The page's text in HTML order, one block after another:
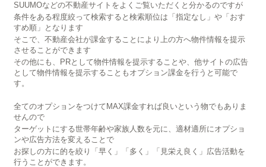
SUUMOなどの不動産サイトをよくご覧いただくと分かるのですが
条件をある程度絞って検索すると検索順位は「指定なし」や「おす
すめ順」となります
そこで、不動産会社が課金することにより上の方へ物件情報を提示
させることができます
その他にも、PRとして物件情報を提示することや、他サイトの広告
として物件情報を提示することもオプション課金を行うと可能で
す。
全てのオプションをつけてMAX課金すれば良いという物でもありま
せんので
ターゲットにする世帯年齢や家族人数を元に、適材適所にオプショ
ンや広告方法を変えることで
お探しの方に的を絞り「早く」「多く」「見栄え良く」広告活動を
行うことができます。